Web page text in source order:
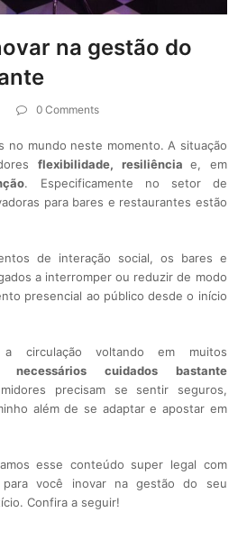
na gestão do
0 Comments
no mundo neste momento. A situação
flexibilidade, resiliênciae, em
. Especificamente no setor de
para bares e restaurantes estão
de interação social, os bares e
a interromper ou reduzir de modo
presencial ao público desde o início
circulação voltando em muitos
cuidados bastante
precisam se sentir seguros,
além de se adaptar e apostar em
esse conteúdo super legal com
para você inovar na gestão do seu
Confira a seguir!